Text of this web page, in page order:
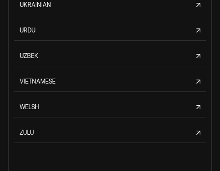
UKRAINIAN
URDU
UZBEK
VIETNAMESE
WELSH
ZULU